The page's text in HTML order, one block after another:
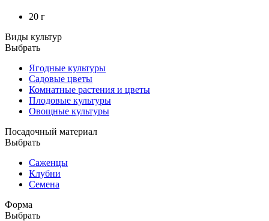
20 г
Виды культур
Выбрать
Ягодные культуры
Садовые цветы
Комнатные растения и цветы
Плодовые культуры
Овощные культуры
Посадочный материал
Выбрать
Саженцы
Клубни
Семена
Форма
Выбрать